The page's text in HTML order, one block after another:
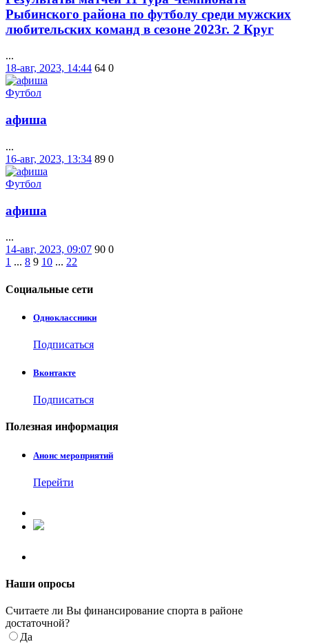
Рыбинского района по футболу среди мужских
любительских команд в сезоне 2023г. 2 Круг
...
18-авг, 2023, 14:44 64 0
Футбол
афиша
...
16-авг, 2023, 13:34 89 0
Футбол
афиша
...
14-авг, 2023, 09:07 90 0
1 ... 8 9 10 ... 22
Социальные сети
Одноклассники
Подписаться
Вконтакте
Подписаться
Полезная информация
Анонс мероприятий
Перейти
Наши опросы
Считаете ли Вы финансирование спорта в районе
достаточной?
Да